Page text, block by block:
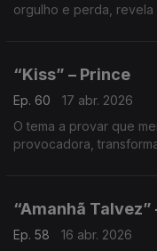
orgulho e perda,
“Kiss” – Prince
Ep. 60
17 abr. 2026
O tema a provar que
provocadora,
“Amanhã Talvez”
Ep. 58
16 abr. 2026